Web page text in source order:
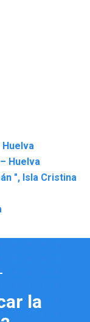
Huelva
", Isla Cristina
la